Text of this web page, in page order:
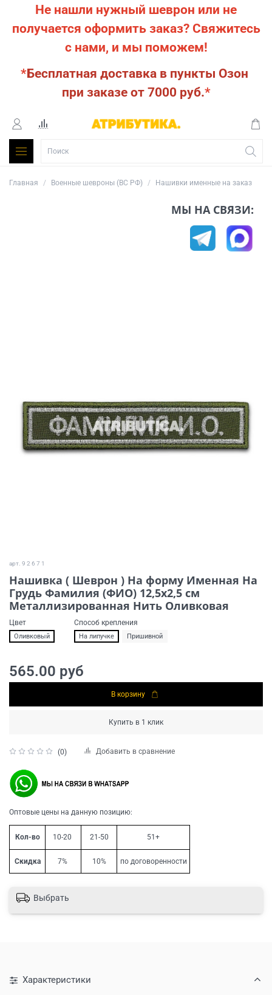
Не нашли нужный шеврон или не
получается оформить заказ? Свяжитесь
с нами, и мы поможем!
*Бесплатная доставка в пункты Озон
при заказе от 7000 руб.*
Главная Военные шевроны (ВС РФ) Нашивки именные на заказ
МЫ НА СВЯЗИ:
арт. 9 2 6 7 1
Нашивка ( Шеврон ) На форму Именная На
Грудь Фамилия (ФИО) 12,5х2,5 см
Металлизированная Нить Оливковая
(0) Добавить в сравнение
Цвет
Оливковый
Способ крепления
На липучке Пришивной
565.00 руб
В корзину
Купить в 1 клик
Оптовые цены на данную позицию:
Кол-во 10-20 21-50 51+
Скидка 7% 10% по договоренности
Выбрать
Характеристики